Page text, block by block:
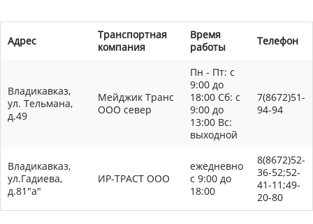
Адрес
Транспортная
компания
Время
работы
Телефон
Владикавказ,
ул. Тельмана,
д.49
Мейджик Транс
ООО север
Пн - Пт: с
9:00 до
18:00 Сб: с
9:00 до
13:00 Вс:
выходной
7(8672)51-
94-94
Владикавказ,
ул.Гадиева,
д.81"а"
ИР-ТРАСТ ООО
ежедневно
с 9:00 до
18:00
8(8672)52-
36-52;52-
41-11;49-
20-80